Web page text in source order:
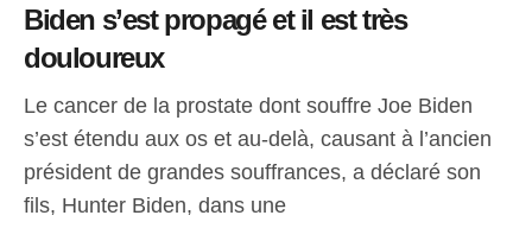
Biden s’est propagé et il est très
douloureux
Le cancer de la prostate dont souffre Joe Biden
s’est étendu aux os et au-delà, causant à l’ancien
président de grandes souffrances, a déclaré son
fils, Hunter Biden, dans une